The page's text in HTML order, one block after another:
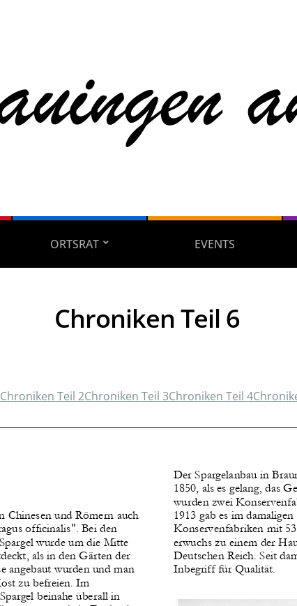
ORTSRAT EVENTS
Chroniken Teil 6
Chroniken Teil 2Chroniken Teil 3Chroniken Teil 4